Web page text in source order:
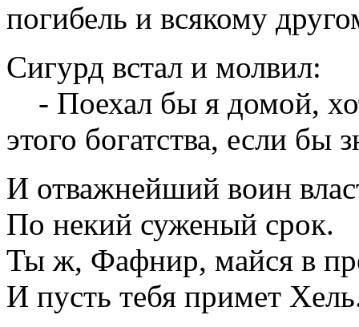
погибель и всякому
Сигурд встал и молвил:
- Поехал бы я домой,
этого богатства, если бы
И отважнейший воин
По некий суженый срок.
Ты ж, Фафнир, майся в
И пусть тебя примет